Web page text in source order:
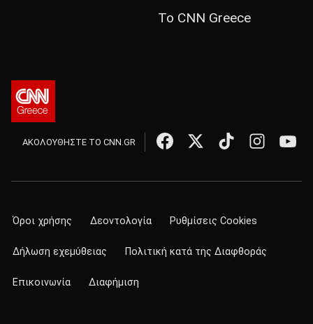
Το CNN Greece
ΑΚΟΛΟΥΘΗΣΤΕ ΤΟ CNN.GR
Όροι χρήσης Δεοντολογία Ρυθμίσεις Cookies
Δήλωση εχεμύθειας Πολιτική κατά της Διαφθοράς
Επικοινωνία Διαφήμιση